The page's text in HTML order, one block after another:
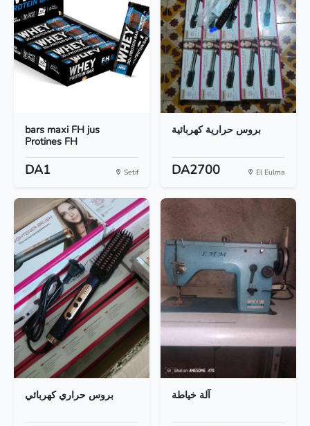
bars maxi FH jus
Protines FH
DA1 Setif
بروس حرارية كهربائية
DA2700 El Eulma
بروس حراري كهربائي آلة خياطة